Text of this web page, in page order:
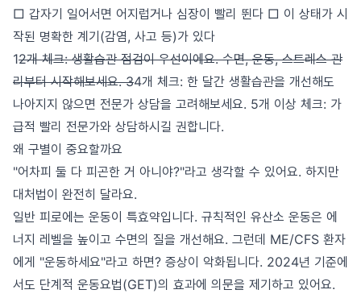
□ 갑자기 일어서면 어지럽거나 심장이 빨리 뛴다 □ 이 상태가 시
작된 명확한 계기(감염, 사고 등)가 있다
12개 체크: 생활습관 점검이 우선이에요. 수면, 운동, 스트레스 관
리부터 시작해보세요. 34개 체크: 한 달간 생활습관을 개선해도
나아지지 않으면 전문가 상담을 고려해보세요. 5개 이상 체크: 가
급적 빨리 전문가와 상담하시길 권합니다.
왜 구별이 중요할까요
"어차피 둘 다 피곤한 거 아니야?"라고 생각할 수 있어요. 하지만
대처법이 완전히 달라요.
일반 피로에는 운동이 특효약입니다. 규칙적인 유산소 운동은 에
너지 레벨을 높이고 수면의 질을 개선해요. 그런데 ME/CFS 환자
에게 "운동하세요"라고 하면? 증상이 악화됩니다. 2024년 기준에
서도 단계적 운동요법(GET)의 효과에 의문을 제기하고 있어요.